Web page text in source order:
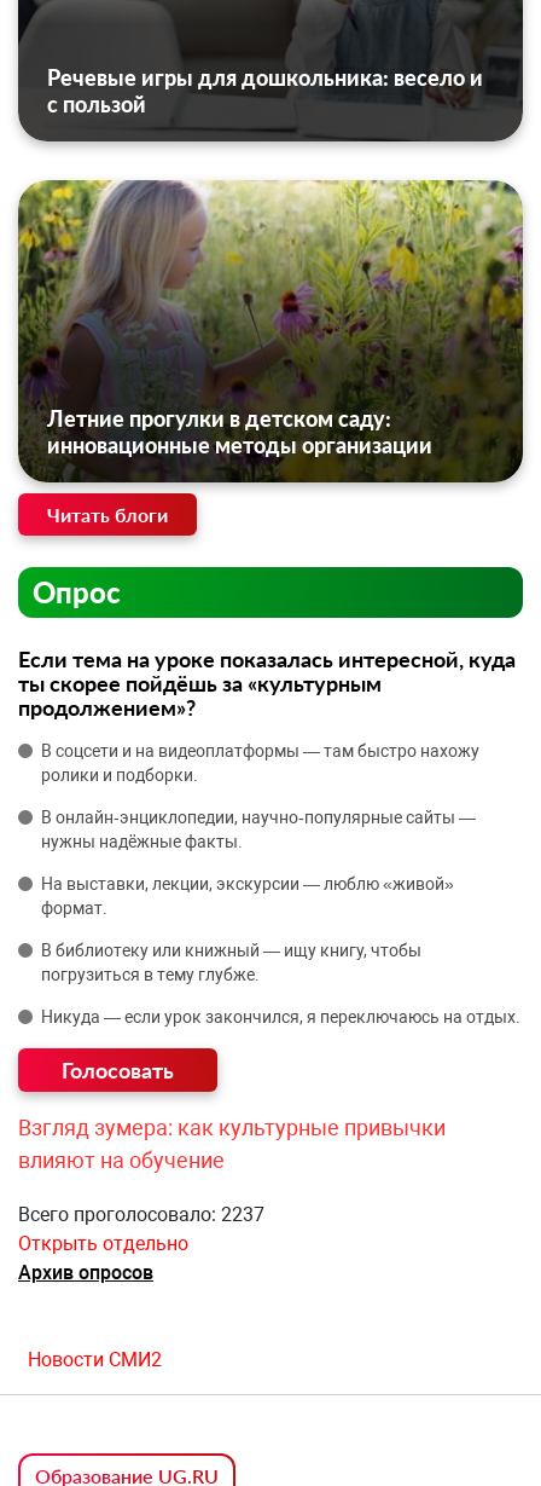
Речевые игры для дошкольника: весело и
с пользой
Летние прогулки в детском саду:
инновационные методы организации
Читать блоги
Опрос
Если тема на уроке показалась интересной, куда
ты скорее пойдёшь за «культурным
продолжением»?
В соцсети и на видеоплатформы — там быстро нахожу
ролики и подборки.
В онлайн‑энциклопедии, научно‑популярные сайты —
нужны надёжные факты.
На выставки, лекции, экскурсии — люблю «живой»
формат.
В библиотеку или книжный — ищу книгу, чтобы
погрузиться в тему глубже.
Никуда — если урок закончился, я переключаюсь на отдых.
Взгляд зумера: как культурные привычки
влияют на обучение
Всего проголосовало: 2237
Открыть отдельно
Архив опросов
Новости СМИ2
Образование UG.RU